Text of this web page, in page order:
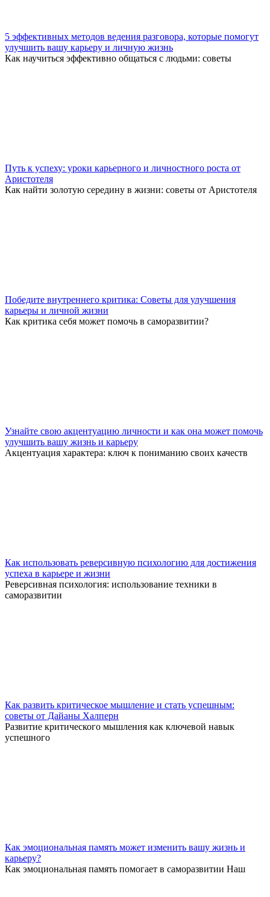
5 эффективных методов ведения разговора, которые помогут
улучшить вашу карьеру и личную жизнь
Как научиться эффективно общаться с людьми: советы
Путь к успеху: уроки карьерного и личностного роста от
Аристотеля
Как найти золотую середину в жизни: советы от Аристотеля
Победите внутреннего критика: Советы для улучшения
карьеры и личной жизни
Как критика себя может помочь в саморазвитии?
Узнайте свою акцентуацию личности и как она может помочь
улучшить вашу жизнь и карьеру
Акцентуация характера: ключ к пониманию своих качеств
Как использовать реверсивную психологию для достижения
успеха в карьере и жизни
Реверсивная психология: использование техники в
саморазвитии
Как развить критическое мышление и стать успешным:
советы от Дайаны Халперн
Развитие критического мышления как ключевой навык
успешного
Как эмоциональная память может изменить вашу жизнь и
карьеру?
Как эмоциональная память помогает в саморазвитии Наш